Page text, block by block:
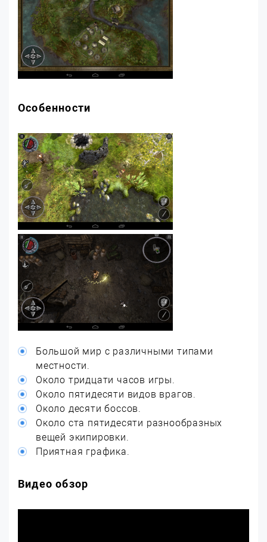
Особенности
Большой мир с различными типами
местности.
Около тридцати часов игры.
Около пятидесяти видов врагов.
Около десяти боссов.
Около ста пятидесяти разнообразных
вещей экипировки.
Приятная графика.
Видео обзор